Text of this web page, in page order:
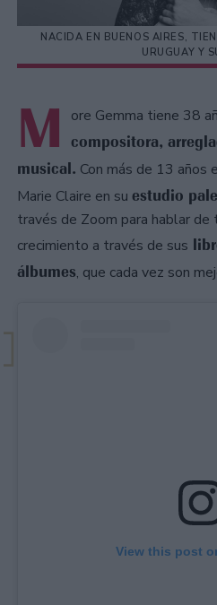
NACIDA EN BUENOS AIRES,
URUGUAY Y
M ore Gemma tiene 38
compositora,
musical. Con más de 13 años
Marie Claire en su estudio
través de Zoom para hablar
crecimiento a través de sus
álbumes, que cada vez son
View this post